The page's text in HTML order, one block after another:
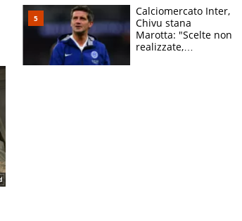
Calciomercato Inter,
Chivu stana
Marotta: "Scelte non
realizzate,